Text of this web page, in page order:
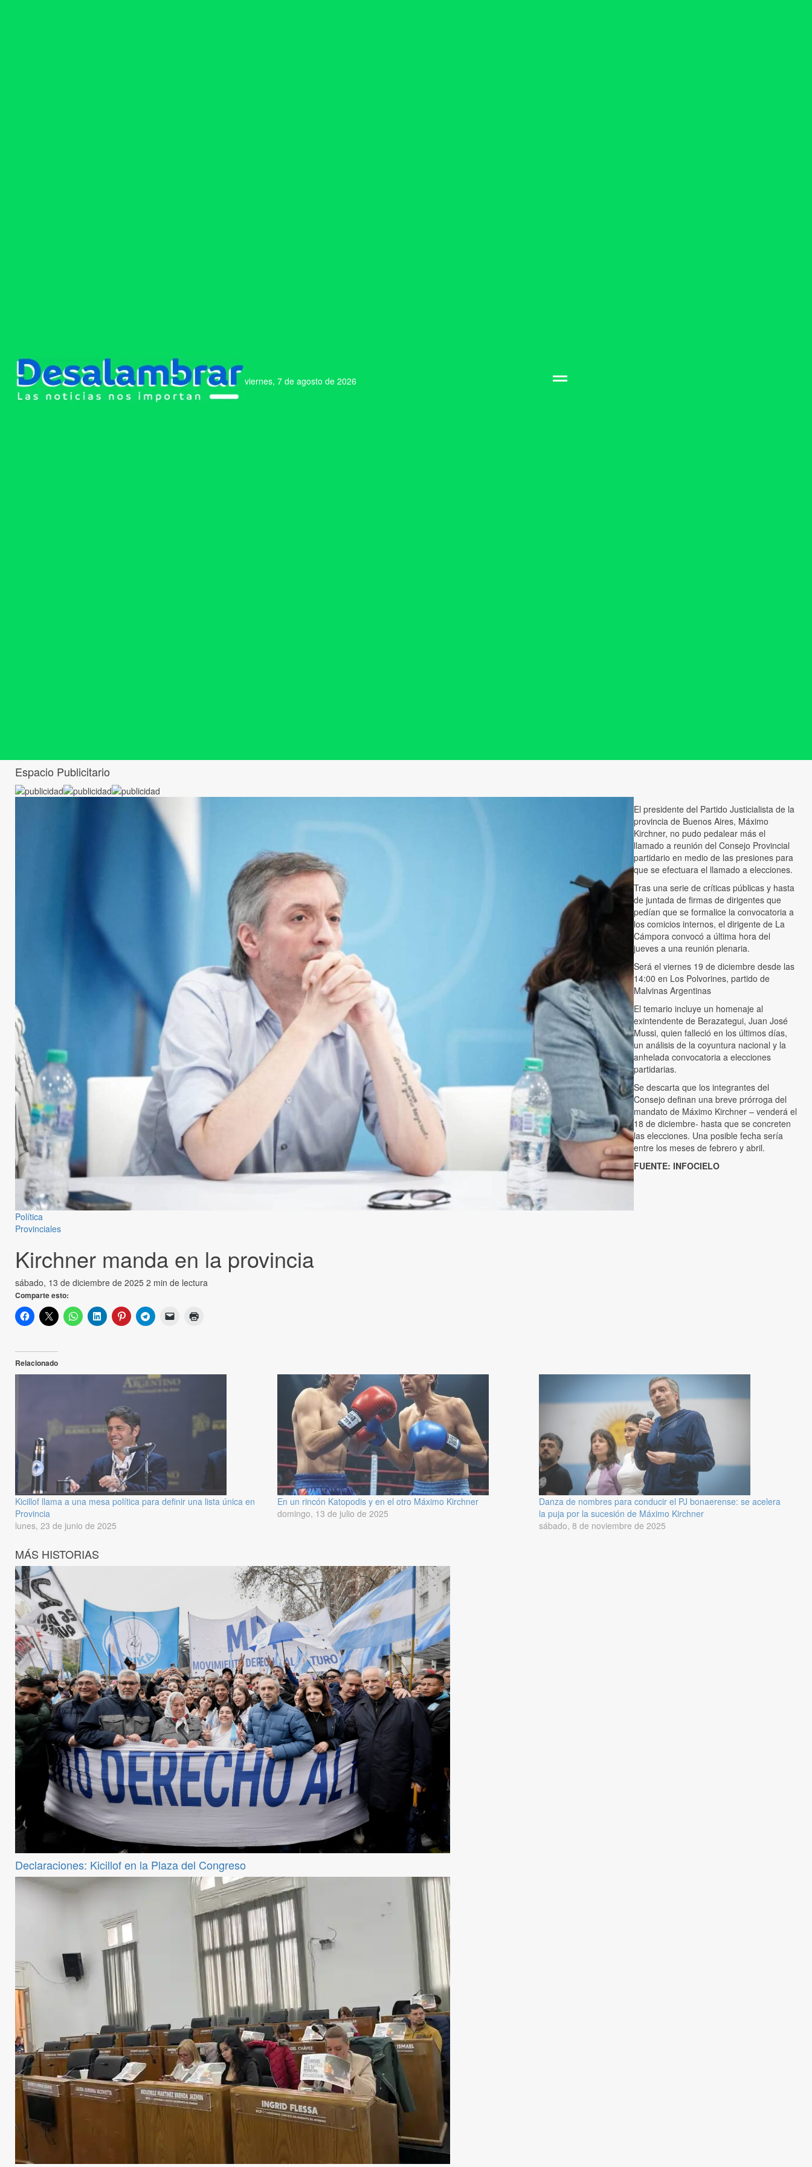
viernes, 7 de agosto de 2026
Espacio Publicitario
Política
Provinciales
Kirchner manda en la provincia
sábado, 13 de diciembre de 2025 2 min de lectura
Comparte esto:
El presidente del Partido Justicialista de la
provincia de Buenos Aires, Máximo
Kirchner, no pudo pedalear más el
llamado a reunión del Consejo Provincial
partidario en medio de las presiones para
que se efectuara el llamado a elecciones.
Tras una serie de críticas públicas y hasta
de juntada de firmas de dirigentes que
pedían que se formalice la convocatoria a
los comicios internos, el dirigente de La
Cámpora convocó a última hora del
jueves a una reunión plenaria.
Será el viernes 19 de diciembre desde las
14:00 en Los Polvorines, partido de
Malvinas Argentinas
El temario incluye un homenaje al
exintendente de Berazategui, Juan José
Mussi, quien falleció en los últimos días,
un análisis de la coyuntura nacional y la
anhelada convocatoria a elecciones
partidarias.
Se descarta que los integrantes del
Consejo definan una breve prórroga del
mandato de Máximo Kirchner – venderá el
18 de diciembre- hasta que se concreten
las elecciones. Una posible fecha sería
entre los meses de febrero y abril.
FUENTE: INFOCIELO
Relacionado
Kicillof llama a una mesa política para definir una lista única en
Provincia
lunes, 23 de junio de 2025
En un rincón Katopodis y en el otro Máximo Kirchner
domingo, 13 de julio de 2025
Danza de nombres para conducir el PJ bonaerense: se acelera
la puja por la sucesión de Máximo Kirchner
sábado, 8 de noviembre de 2025
MÁS HISTORIAS
Declaraciones: Kicillof en la Plaza del Congreso